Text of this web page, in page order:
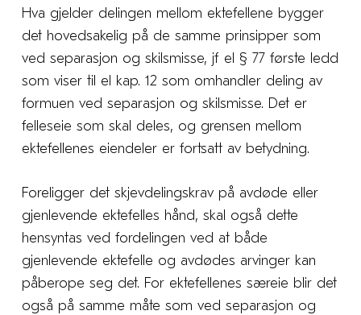
Hva gjelder delingen mellom ektefellene bygger
det hovedsakelig på de samme prinsipper som
ved separasjon og skilsmisse, jf el § 77 første ledd
som viser til el kap. 12 som omhandler deling av
formuen ved separasjon og skilsmisse. Det er
felleseie som skal deles, og grensen mellom
ektefellenes eiendeler er fortsatt av betydning.
Foreligger det skjevdelingskrav på avdøde eller
gjenlevende ektefelles hånd, skal også dette
hensyntas ved fordelingen ved at både
gjenlevende ektefelle og avdødes arvinger kan
påberope seg det. For ektefellenes særeie blir det
også på samme måte som ved separasjon og